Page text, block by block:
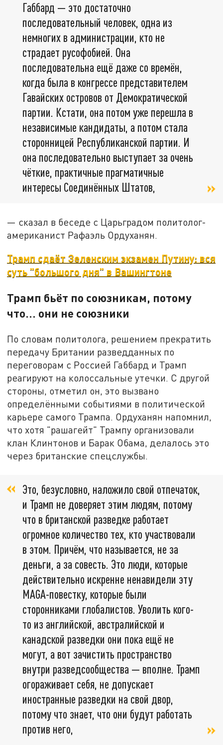
Габбард — это достаточно
последовательный человек, одна из
немногих в администрации, кто не
страдает русофобией. Она
последовательна ещё даже со времён,
когда была в конгрессе представителем
Гавайских островов от Демократической
партии. Кстати, она потом уже перешла в
независимые кандидаты, а потом стала
сторонницей Республиканской партии. И
она последовательно выступает за очень
чёткие, практичные прагматичные
интересы Соединённых Штатов,
— сказал в беседе с Царьградом политолог-
американист Рафаэль Ордуханян.
Трамп сдаёт Зеленским экзамен Путину: вся
суть "большого дня" в Вашингтоне
Трамп бьёт по союзникам, потому
что… они не союзники
По словам политолога, решением прекратить
передачу Британии разведданных по
переговорам с Россией Габбард и Трамп
реагируют на колоссальные утечки. С другой
стороны, отметил он, это вызвано
определёнными событиями в политической
карьере самого Трампа. Ордуханян напомнил,
что хотя "рашагейт" Трампу организовали
клан Клинтонов и Барак Обама, делалось это
через британские спецслужбы.
Это, безусловно, наложило свой отпечаток,
и Трамп не доверяет этим людям, потому
что в британской разведке работает
огромное количество тех, кто участвовали
в этом. Причём, что называется, не за
деньги, а за совесть. Это люди, которые
действительно искренне ненавидели эту
MAGA-повестку, которые были
сторонниками глобалистов. Уволить кого-
то из английской, австралийской и
канадской разведки они пока ещё не
могут, а вот зачистить пространство
внутри разведсообщества — вполне. Трамп
огораживает себя, не допускает
иностранные разведки на свой двор,
потому что знает, что они будут работать
против него,